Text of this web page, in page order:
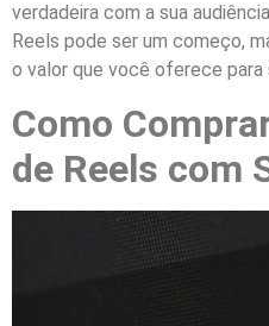
verdadeira com a sua
Reels pode ser um começo,
o valor que você oferece para
Como
de Reels com